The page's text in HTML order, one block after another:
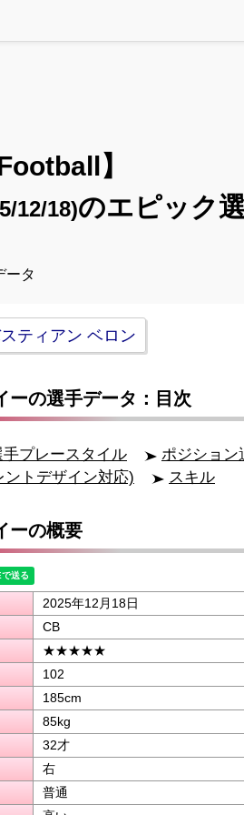
】
12/18)のエピック
ータ
ティアン ベロン
ーの選手データ：目次
手プレースタイル
ポジション
ントデザイン対応)
スキル
ーの概要
2025年12月18日
CB
★★★★★
102
185cm
85kg
32才
右
普通